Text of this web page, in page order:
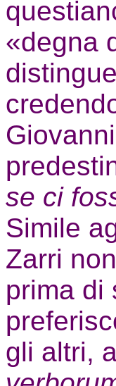
«degna
se ci
Simile
Zarri
prima di
gli altri,